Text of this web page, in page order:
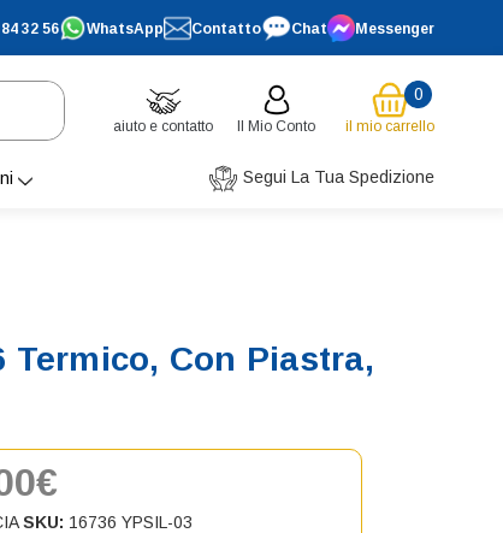
32 56 WhatsApp Contatto Chat Messenger
aiuto e contatto Il Mio Conto
0
il mio carrello
Segui La Tua Spedizione
Termico, Con Piastra,
SKU: 16736 YPSIL-03